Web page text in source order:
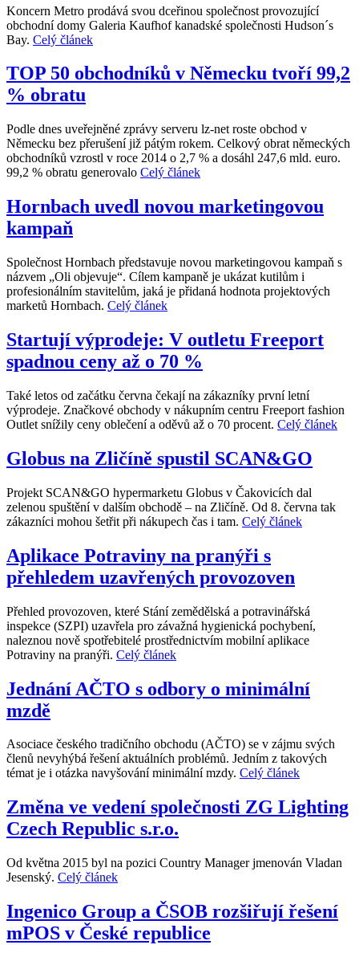
Koncern Metro prodává svou dceřinou společnost provozující
obchodní domy Galeria Kaufhof kanadské společnosti Hudson´s
Bay. Celý článek
TOP 50 obchodníků v Německu tvoří 99,2
% obratu
Podle dnes uveřejněné zprávy serveru lz-net roste obchod v
Německu bez přerušení již pátým rokem. Celkový obrat německých
obchodníků vzrostl v roce 2014 o 2,7 % a dosáhl 247,6 mld. euro.
99,2 % obratu generovalo Celý článek
Hornbach uvedl novou marketingovou
kampaň
Společnost Hornbach představuje novou marketingovou kampaň s
názvem „Oli objevuje“. Cílem kampaně je ukázat kutilům i
profesionálním stavitelům, jaká je přidaná hodnota projektových
marketů Hornbach. Celý článek
Startují výprodeje: V outletu Freeport
spadnou ceny až o 70 %
Také letos od začátku června čekají na zákazníky první letní
výprodeje. Značkové obchody v nákupním centru Freeport fashion
Outlet snížily ceny oblečení a oděvů až o 70 procent. Celý článek
Globus na Zličíně spustil SCAN&GO
Projekt SCAN&GO hypermarketu Globus v Čakovicích dal
zelenou spuštění v dalším obchodě – na Zličíně. Od 8. června tak
zákazníci mohou šetřit při nákupech čas i tam. Celý článek
Aplikace Potraviny na pranýři s
přehledem uzavřených provozoven
Přehled provozoven, které Stání zemědělská a potravinářská
inspekce (SZPI) uzavřela pro závažná hygienická pochybení,
naleznou nově spotřebitelé prostřednictvím mobilní aplikace
Potraviny na pranýři. Celý článek
Jednání AČTO s odbory o minimální
mzdě
Asociace českého tradičního obchodu (AČTO) se v zájmu svých
členů nevyhýbá řešení aktuálních problémů. Jedním z takových
témat je i otázka navyšování minimální mzdy. Celý článek
Změna ve vedení společnosti ZG Lighting
Czech Republic s.r.o.
Od května 2015 byl na pozici Country Manager jmenován Vladan
Jesenský. Celý článek
Ingenico Group a ČSOB rozšiřují řešení
mPOS v České republice